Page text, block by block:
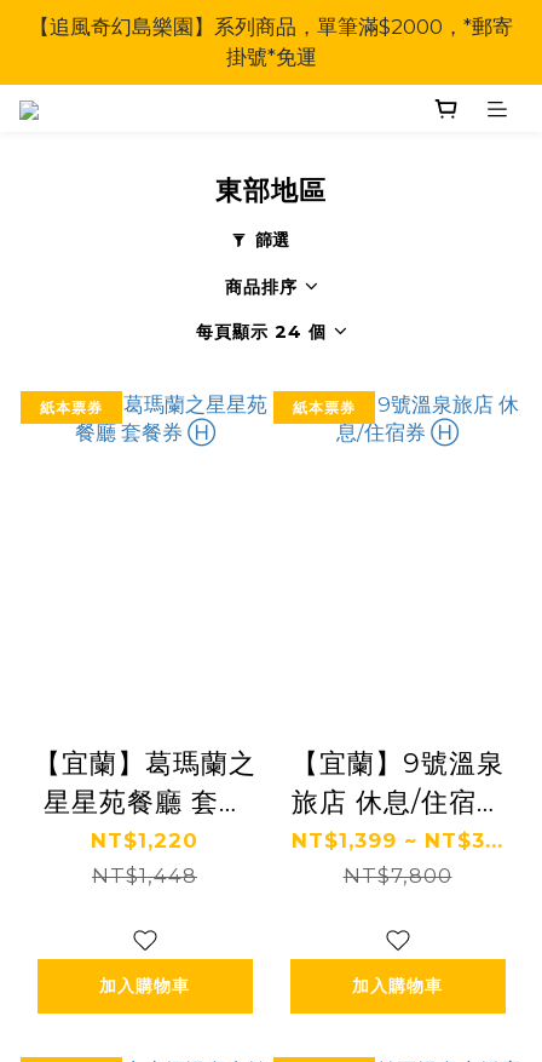
【追風奇幻島樂園】系列商品，單筆滿$2000，*郵寄
掛號*免運
東部地區
篩選
商品排序
每頁顯示 24 個
紙本票券
【宜蘭】葛瑪蘭之
星星苑餐廳 套餐
券 Ⓗ
NT$1,220
NT$1,448
加入購物車
紙本票券
【宜蘭】9號溫泉
旅店 休息/住宿券
Ⓗ
NT$1,399 ~ NT$3...
NT$7,800
加入購物車